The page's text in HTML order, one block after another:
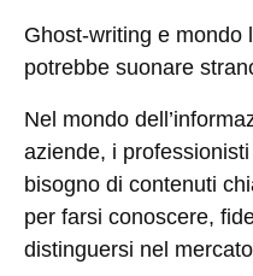
Ghost-writing e mondo
potrebbe suonare
Nel mondo
aziende, i
bisogno di contenuti
per farsi conoscere,
distinguersi nel